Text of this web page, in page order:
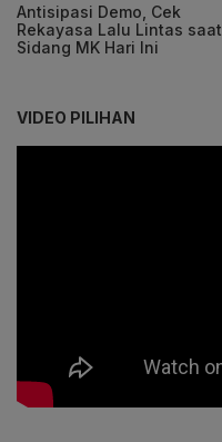
Antisipasi Demo, Cek
Rekayasa Lalu Lintas saat
Sidang MK Hari Ini
VIDEO PILIHAN